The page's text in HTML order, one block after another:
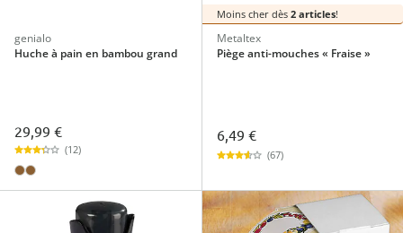
genialo
Huche à pain en bambou grand
29,99 €
(12)
Moins cher dès 2 articles!
Metaltex
Piège anti-mouches « Fraise »
6,49 €
(67)